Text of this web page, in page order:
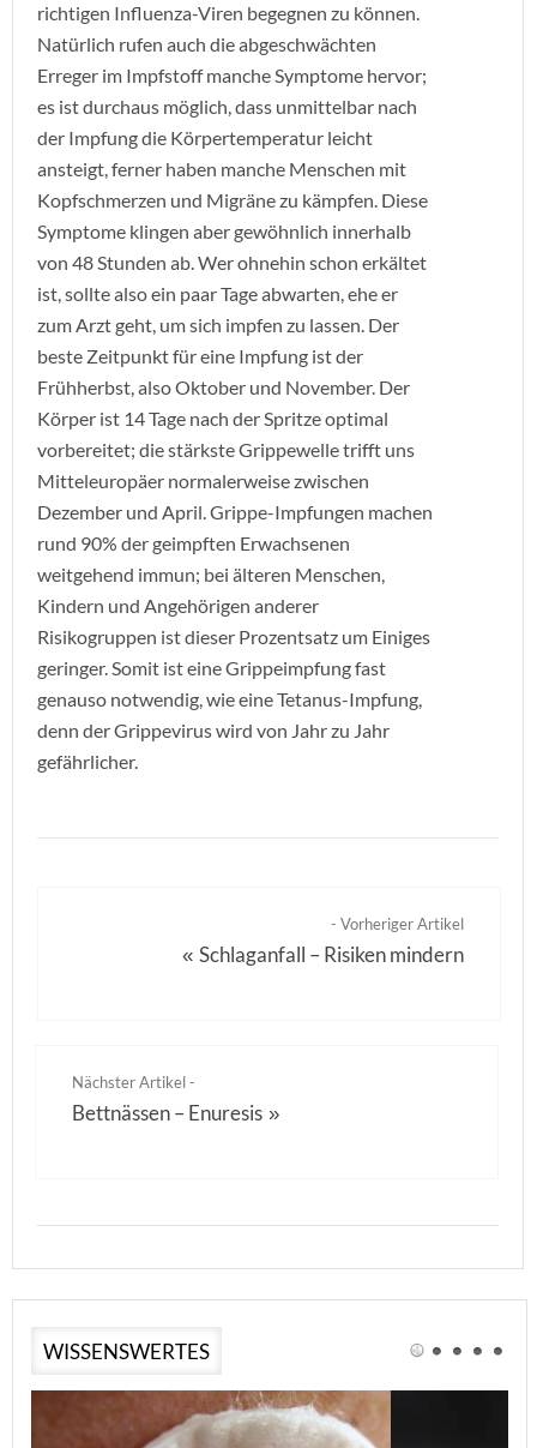
richtigen Influenza-Viren begegnen zu können.
Natürlich rufen auch die abgeschwächten
Erreger im Impfstoff manche Symptome hervor;
es ist durchaus möglich, dass unmittelbar nach
der Impfung die Körpertemperatur leicht
ansteigt, ferner haben manche Menschen mit
Kopfschmerzen und Migräne zu kämpfen. Diese
Symptome klingen aber gewöhnlich innerhalb
von 48 Stunden ab. Wer ohnehin schon erkältet
ist, sollte also ein paar Tage abwarten, ehe er
zum Arzt geht, um sich impfen zu lassen. Der
beste Zeitpunkt für eine Impfung ist der
Frühherbst, also Oktober und November. Der
Körper ist 14 Tage nach der Spritze optimal
vorbereitet; die stärkste Grippewelle trifft uns
Mitteleuropäer normalerweise zwischen
Dezember und April. Grippe-Impfungen machen
rund 90% der geimpften Erwachsenen
weitgehend immun; bei älteren Menschen,
Kindern und Angehörigen anderer
Risikogruppen ist dieser Prozentsatz um Einiges
geringer. Somit ist eine Grippeimpfung fast
genauso notwendig, wie eine Tetanus-Impfung,
denn der Grippevirus wird von Jahr zu Jahr
gefährlicher.
- Vorheriger Artikel
«Schlaganfall – Risiken mindern
Nächster Artikel -
Bettnässen – Enuresis »
WISSENSWERTES